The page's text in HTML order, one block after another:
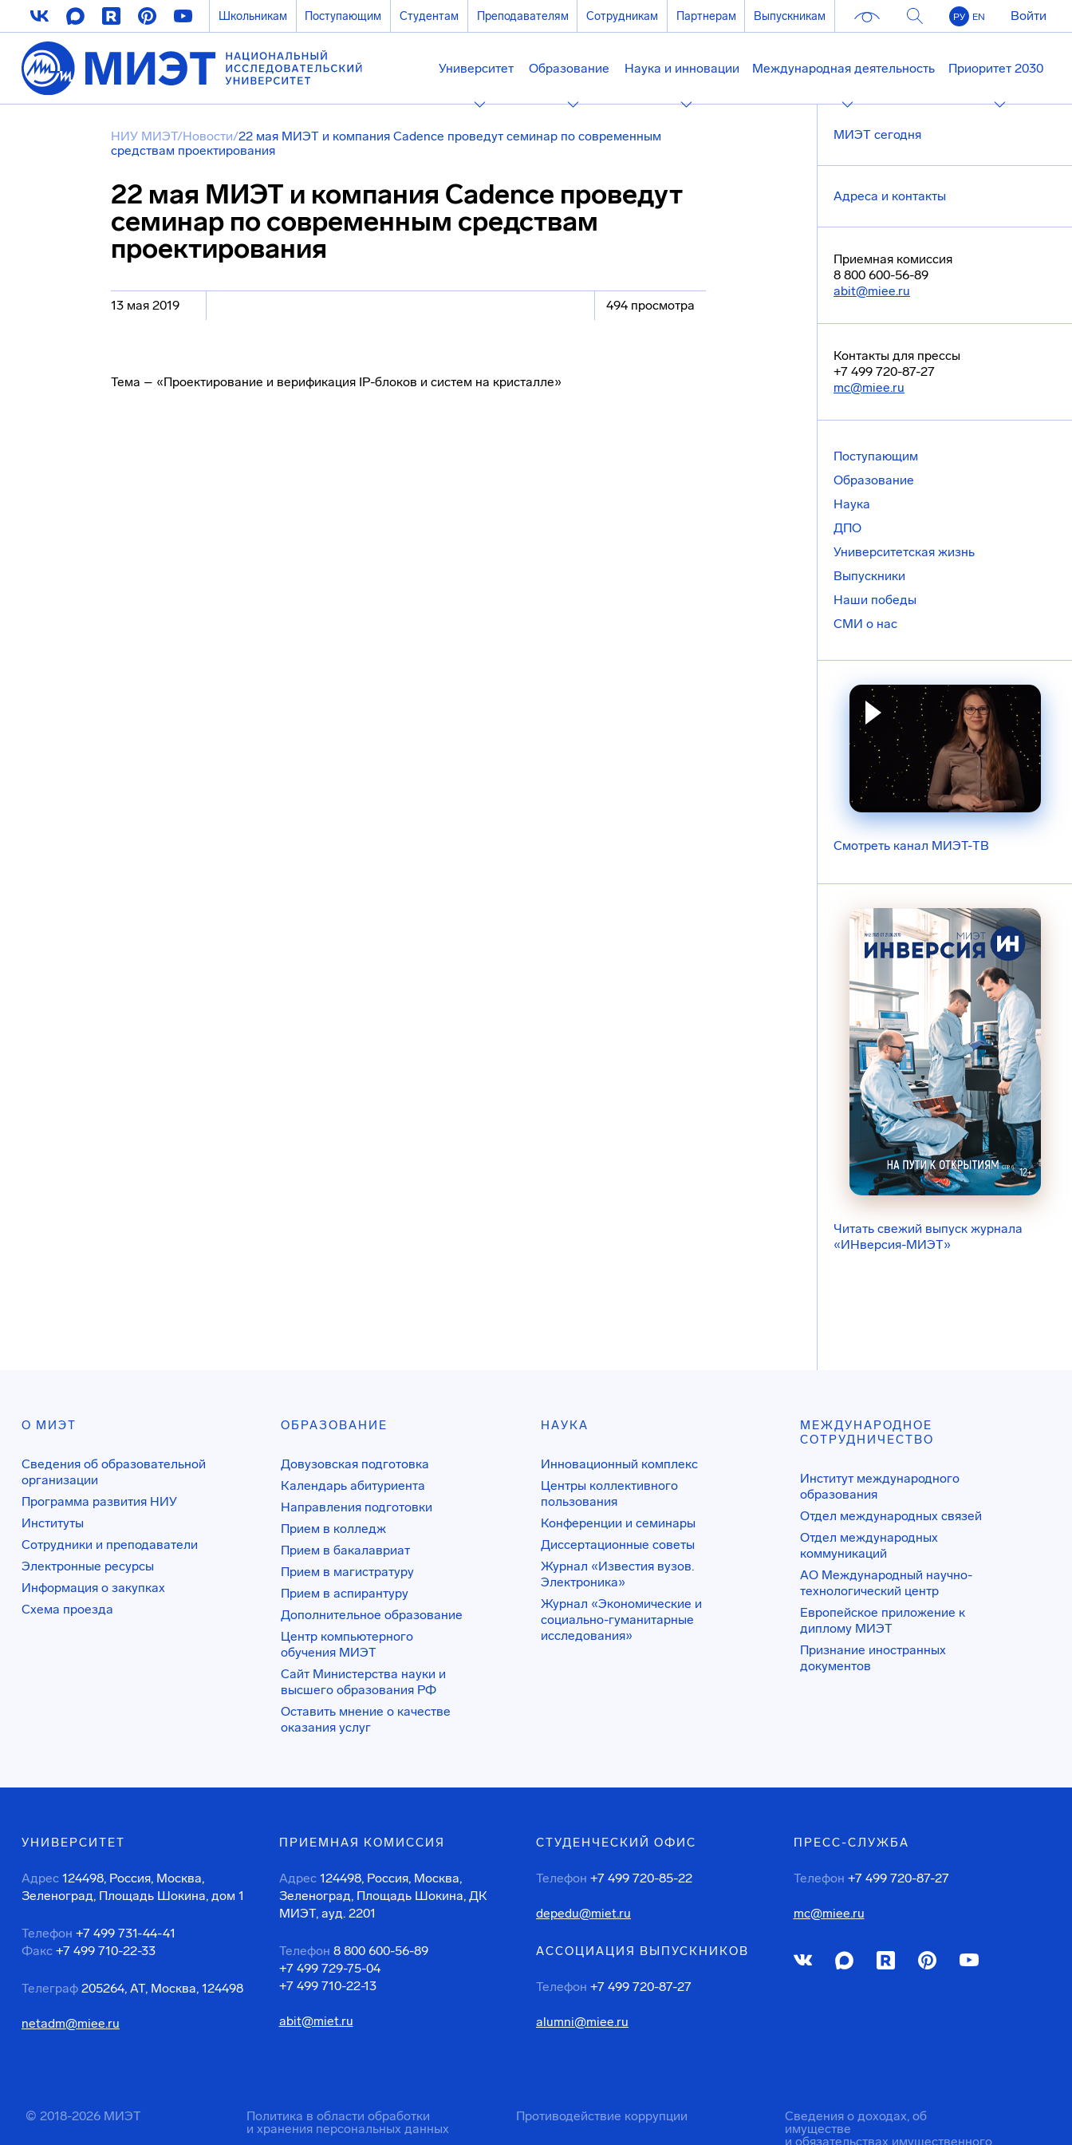
Школьникам Поступающим Студентам Преподавателям Сотрудникам Партнерам Выпускникам РУ EN Войти
Университет Образование Наука и инновации Международная деятельность Приоритет 2030
НИУ МИЭТ/Новости/22 мая МИЭТ и компания Cadence проведут семинар по современным
средствам проектирования
22 мая МИЭТ и компания Cadence проведут
семинар по современным средствам
проектирования
13 мая 2019 494 просмотра
Тема – «Проектирование и верификация IP-блоков и систем на кристалле»
МИЭТ сегодня
Адреса и контакты
Приемная комиссия
8 800 600-56-89
abit@miee.ru
Контакты для прессы
+7 499 720-87-27
mc@miee.ru
Поступающим
Образование
Наука
ДПО
Университетская жизнь
Выпускники
Наши победы
СМИ о нас
Смотреть канал МИЭТ-ТВ
Читать свежий выпуск журнала
«ИНверсия-МИЭТ»
О МИЭТ
Сведения об образовательной
организации
Программа развития НИУ
Институты
Сотрудники и преподаватели
Электронные ресурсы
Информация о закупках
Схема проезда
ОБРАЗОВАНИЕ
Довузовская подготовка
Календарь абитуриента
Направления подготовки
Прием в колледж
Прием в бакалавриат
Прием в магистратуру
Прием в аспирантуру
Дополнительное образование
Центр компьютерного
обучения МИЭТ
Сайт Министерства науки и
высшего образования РФ
Оставить мнение о качестве
оказания услуг
НАУКА
Инновационный комплекс
Центры коллективного
пользования
Конференции и семинары
Диссертационные советы
Журнал «Известия вузов.
Электроника»
Журнал «Экономические и
социально-гуманитарные
исследования»
МЕЖДУНАРОДНОЕ
СОТРУДНИЧЕСТВО
Институт международного
образования
Отдел международных связей
Отдел международных
коммуникаций
АО Международный научно-
технологический центр
Европейское приложение к
диплому МИЭТ
Признание иностранных
документов
УНИВЕРСИТЕТ
Адрес 124498, Россия, Москва,
Зеленоград, Площадь Шокина, дом 1
Телефон +7 499 731-44-41
Факс +7 499 710-22-33
Телеграф 205264, АТ, Москва, 124498
netadm@miee.ru
ПРИЕМНАЯ КОМИССИЯ
Адрес 124498, Россия, Москва,
Зеленоград, Площадь Шокина, ДК
МИЭТ, ауд. 2201
Телефон 8 800 600-56-89
+7 499 729-75-04
+7 499 710-22-13
abit@miet.ru
СТУДЕНЧЕСКИЙ ОФИС
Телефон +7 499 720-85-22
depedu@miet.ru
АССОЦИАЦИЯ ВЫПУСКНИКОВ
Телефон +7 499 720-87-27
alumni@miee.ru
ПРЕСС-СЛУЖБА
Телефон +7 499 720-87-27
mc@miee.ru
© 2018-2026 МИЭТ
Политика в области обработки
и хранения персональных данных
Противодействие коррупции
Сведения о доходах, об
имуществе
и обязательствах имущественного